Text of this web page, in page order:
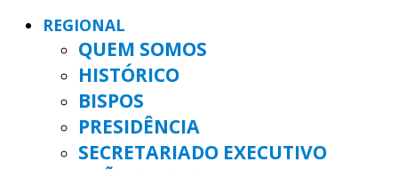
REGIONAL
QUEM SOMOS
HISTÓRICO
BISPOS
PRESIDÊNCIA
SECRETARIADO EXECUTIVO